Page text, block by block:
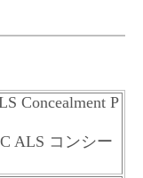
Concealment P
ALS コンシー